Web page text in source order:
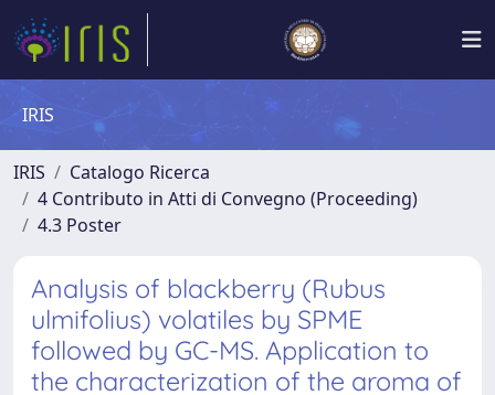
IRIS
IRIS
Catalogo Ricerca
4 Contributo in Atti di Convegno (Proceeding)
4.3 Poster
Analysis of blackberry (Rubus
ulmifolius) volatiles by SPME
followed by GC-MS. Application to
the characterization of the aroma of